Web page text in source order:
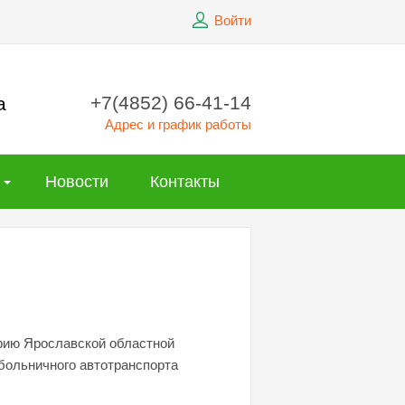
Войти
+7(4852) 66-41-14
Адрес и график работы
Новости Контакты
Ярославской областной
автотранспорта